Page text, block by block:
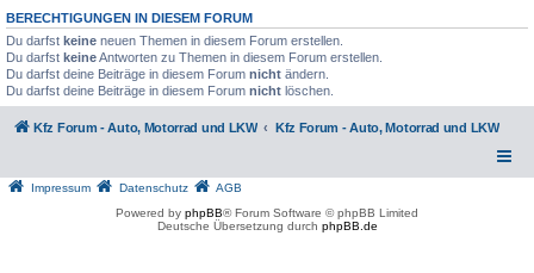
BERECHTIGUNGEN IN DIESEM FORUM
Du darfst keine neuen Themen in diesem Forum erstellen.
Du darfst keineAntworten zu Themen in diesem Forum erstellen.
Du darfst deine Beiträge in diesem Forum nicht ändern.
Du darfst deine Beiträge in diesem Forum nicht löschen.
Kfz Forum - Auto, Motorrad und LKW Kfz Forum - Auto, Motorrad und LKW
Impressum Datenschutz
AGB
Powered by phpBB® Forum Software © phpBB Limited
Deutsche Übersetzung durch phpBB.de